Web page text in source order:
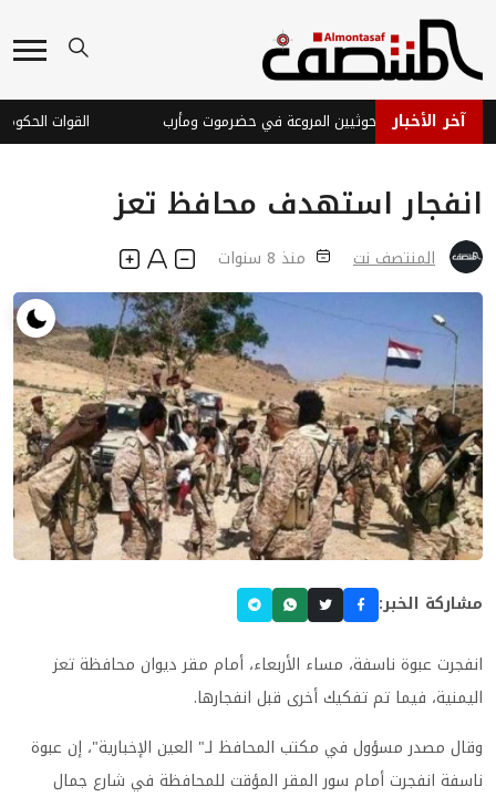
آخر الأخبار
تدين هجمات الحوثيين المروعة في حضرموت ومأرب القوات
انفجار استهدف محافظ تعز
المنتصف نت منذ 8 سنوات
مشاركة الخبر:
انفجرت عبوة ناسفة، مساء الأربعاء، أمام مقر ديوان محافظة تعز
اليمنية، فيما تم تفكيك أخرى قبل انفجارها.
وقال مصدر مسؤول في مكتب المحافظ لـ" العين الإخبارية"، إن عبوة
ناسفة انفجرت أمام سور المقر المؤقت للمحافظة في شارع جمال